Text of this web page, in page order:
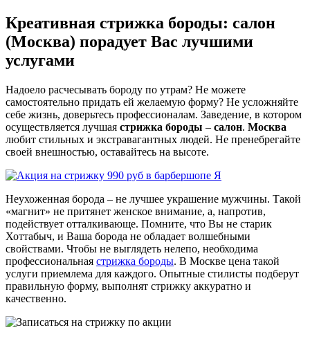
Креативная стрижка бороды: салон
(Москва) порадует Вас лучшими
услугами
Надоело расчесывать бороду по утрам? Не можете
самостоятельно придать ей желаемую форму? Не усложняйте
себе жизнь, доверьтесь профессионалам. Заведение, в котором
осуществляется лучшая стрижка бороды – салон. Москва
любит стильных и экстравагантных людей. Не пренебрегайте
своей внешностью, оставайтесь на высоте.
Неухоженная борода – не лучшее украшение мужчины. Такой
«магнит» не притянет женское внимание, а, напротив,
подействует отталкивающе. Помните, что Вы не старик
Хоттабыч, и Ваша борода не обладает волшебными
свойствами. Чтобы не выглядеть нелепо, необходима
профессиональная стрижка бороды. В Москве цена такой
услуги приемлема для каждого. Опытные стилисты подберут
правильную форму, выполнят стрижку аккуратно и
качественно.